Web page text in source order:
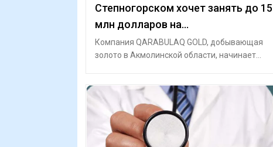
Степногорском хочет занять до 15
млн долларов на
хвостохранилище
Компания QARABULAQ GOLD, добывающая
золото в Акмолинской области, начинает